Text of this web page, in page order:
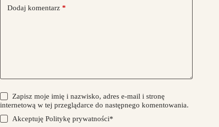
Dodaj komentarz *
Zapisz moje imię i nazwisko, adres e-mail i stronę
internetową w tej przeglądarce do następnego komentowania.
AkceptujęPolitykę prywatności*